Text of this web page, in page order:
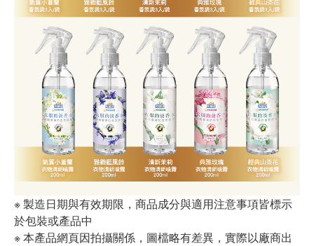
※ 製造日期與有效期限，商品成分與適用注意事項皆標示
於包裝或產品中
※ 本產品網頁因拍攝關係，圖檔略有差異，實際以廠商出